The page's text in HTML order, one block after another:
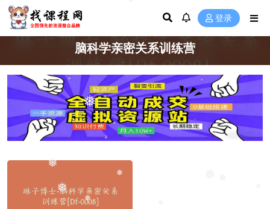
❅
❅
❅
❅
❅
登录
脑科学亲密关系训练营